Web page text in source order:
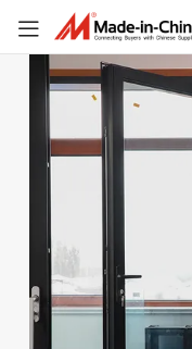
Termal
Pintu Masuk Ayun Kaca